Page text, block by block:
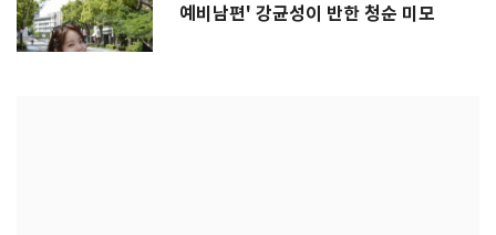
예비남편' 강균성이 반한 청순 미모